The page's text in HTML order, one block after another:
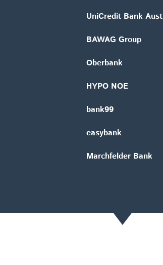
UniCredit Bank
BAWAG Group
Oberbank
HYPO NOE
bank99
easybank
Marchfelder Bank